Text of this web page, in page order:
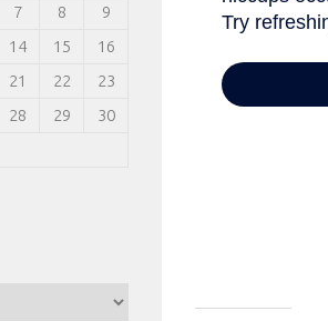
7 8
9
14 15
16
21 22
23
28 29
30